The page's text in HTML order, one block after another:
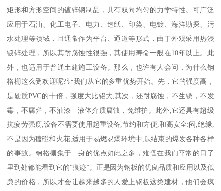
矩形和方形空间的镀锌钢制品，具有双向均匀的力学特性。可广泛
应用于石油、化工电子、电力、造纸、印染、电镀、海洋勘探、污
水处理等领域，且通常作为平台、通道等形式，由于外观采用热浸
镀锌处理，所以其耐腐蚀性很强，其使用寿命一般在10年以上。此
外，也适用于普通土建施工设备。那么，也许有人会问，为什么钢
格栅这么受欢迎呢?让我们从它的多重优势开始。先，它的强度高，
是硬质PVC的十倍，强度大比铝大;其次，还耐腐蚀，不生锈，不发
霉，不腐烂，不油漆，液体介质腐蚀，免维护。此外,它还具有超级
抗疲劳强度,设备不需要使用起重设备,节约和方便,和高安全:闷,绝缘,
不是因为磕碰和火花,适用于易燃易爆环境中,以结束的爆发各种各样
的事故。钢格栅集于一身的优点如此之多，难怪在我们平常的日子
里到处都能看到它的“痕迹”。正是因为钢板的优良品质和应用以及低
廉的价格，所以才会让越来越多的人爱上钢板这类建材，他们会疯